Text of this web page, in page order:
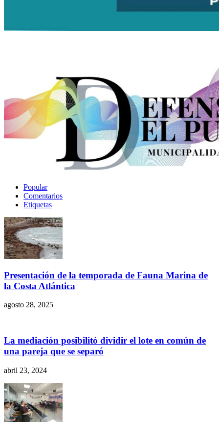
Popular
Comentarios
Etiquetas
Presentación de la temporada de Fauna Marina de
la Costa Atlántica
agosto 28, 2025
La mediación posibilitó dividir el lote en común de
una pareja que se separó
abril 23, 2024